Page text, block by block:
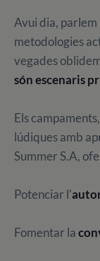
Avui dia,
metodologies
vegades
són escenaris
Els
lúdiques amb
Summer S.A,
Potenciar l'
Fomentar la